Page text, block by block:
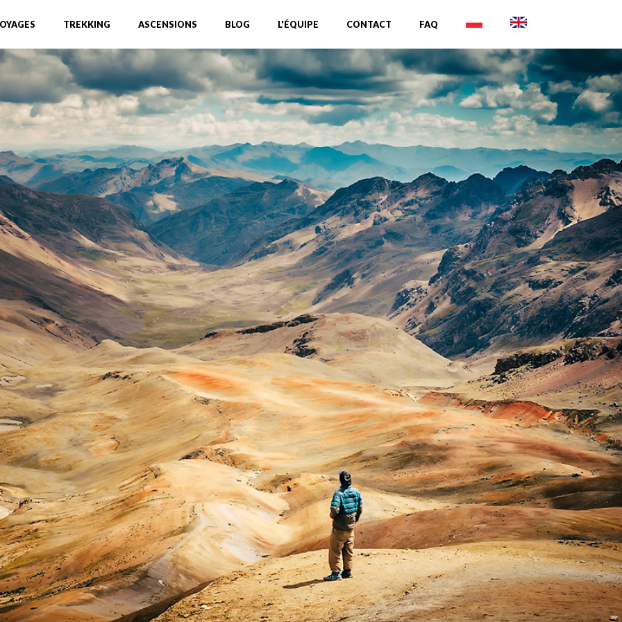
TREKKING ASCENSIONS BLOG L'ÉQUIPE CONTACT FAQ